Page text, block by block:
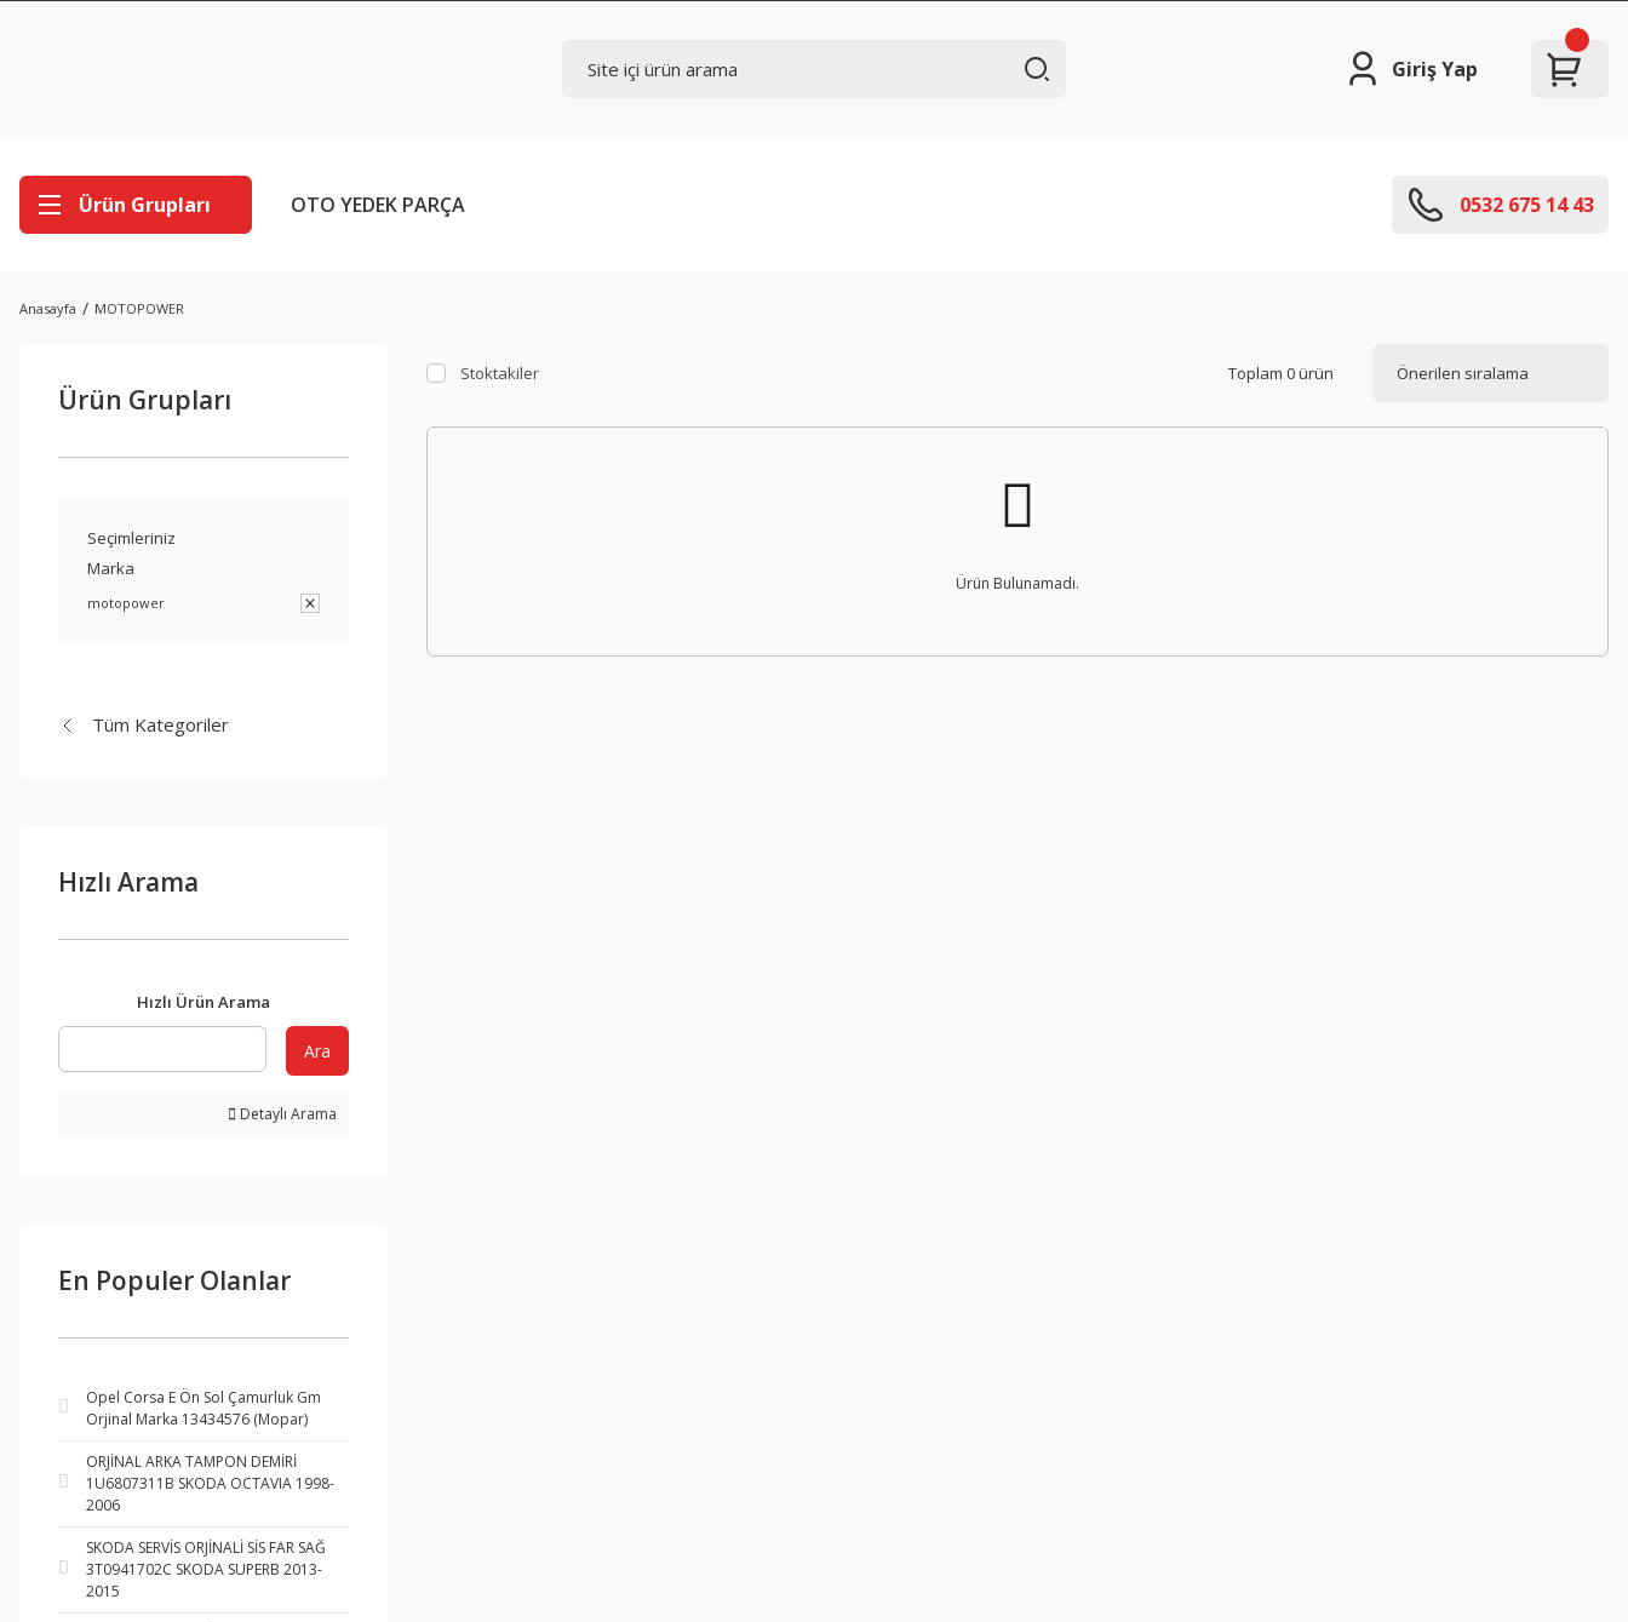
Giriş Yap
Ürün Grupları OTO YEDEK PARÇA 0532 675 14 43
Anasayfa MOTOPOWER
Ürün Grupları
Seçimleriniz
Marka
motopower
Tüm Kategoriler
Hızlı Arama
Hızlı Ürün Arama
Ara
Detaylı Arama
En Populer Olanlar
Opel Corsa E Ön Sol Çamurluk Gm
Orjinal Marka 13434576 (Mopar)
ORJİNAL ARKA TAMPON DEMİRİ
1U6807311B SKODA OCTAVIA 1998-
2006
SKODA SERVİS ORJİNALİ SİS FAR SAĞ
3T0941702C SKODA SUPERB 2013-
2015
Stoktakiler Toplam 0 ürün
Ürün Bulunamadı.